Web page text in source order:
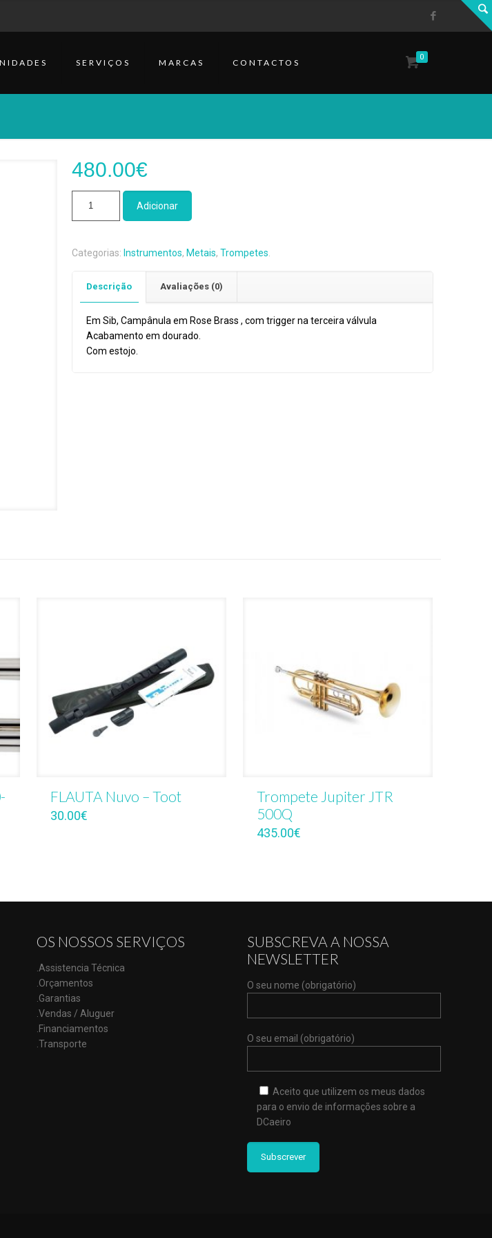
SERVIÇOS MARCAS CONTACTOS
0
480.00€
FHL
Adicionar
Categorias: Instrumentos, Metais,Trompetes
Descrição Avaliações (0)
Em Sib, Campânula em Rose Brass , com trigger na terceira válvula
Acabamento em dourado.
Com estojo.
FLAUTA Nuvo – Toot
30.00€
Trompete Jupiter JTR
500Q
435.00€
OS NOSSOS SERVIÇOS
.Assistencia Técnica
.Orçamentos
.Garantias
.Vendas / Aluguer
.Financiamentos
.Transporte
SUBSCREVA A NOSSA
NEWSLETTER
O seu nome (obrigatório)
O seu email (obrigatório)
Aceito que utilizem os meus dados
para o envio de informações sobre a
DCaeiro